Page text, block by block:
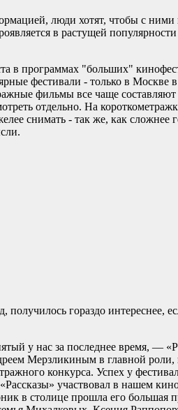
люди хотят, чтобы с ними
в растущей
в программах "больших"
фестивали - только в Москве
фильмы все чаще составляют
отдельно. На
снимать - так же, как сложнее
гораздо интереснее,
у нас за последнее время, —
Мерзликиным в главной роли,
конкурса. Успех у
участвовал в нашем
в столице прошла его большая